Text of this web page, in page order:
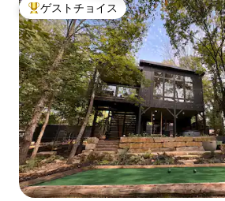
大好評のゲストチョイスです。
ゲストチョイス